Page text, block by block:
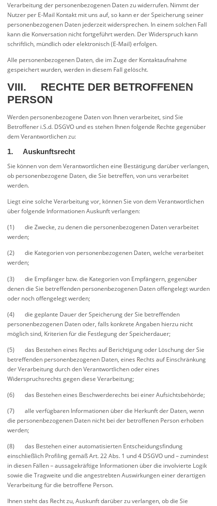
Verarbeitung der personenbezogenen Daten zu widerrufen. Nimmt der
Nutzer per E-Mail Kontakt mit uns auf, so kann er der Speicherung seiner
personenbezogenen Daten jederzeit widersprechen. In einem solchen Fall
kann die Konversation nicht fortgeführt werden. Der Widerspruch kann
schriftlich, mündlich oder elektronisch (E-Mail) erfolgen.
Alle personenbezogenen Daten, die im Zuge der Kontaktaufnahme
gespeichert wurden, werden in diesem Fall gelöscht.
VIII. RECHTE DER BETROFFENEN
PERSON
Werden personenbezogene Daten von Ihnen verarbeitet, sind Sie
Betroffener i.S.d. DSGVO und es stehen Ihnen folgende Rechte gegenüber
dem Verantwortlichen zu:
1. Auskunftsrecht
Sie können von dem Verantwortlichen eine Bestätigung darüber verlangen,
ob personenbezogene Daten, die Sie betreffen, von uns verarbeitet
werden.
Liegt eine solche Verarbeitung vor, können Sie von dem Verantwortlichen
über folgende Informationen Auskunft verlangen:
(1) die Zwecke, zu denen die personenbezogenen Daten verarbeitet
werden;
(2) die Kategorien von personenbezogenen Daten, welche verarbeitet
werden;
(3) die Empfänger bzw. die Kategorien von Empfängern, gegenüber
denen die Sie betreffenden personenbezogenen Daten offengelegt wurden
oder noch offengelegt werden;
(4) die geplante Dauer der Speicherung der Sie betreffenden
personenbezogenen Daten oder, falls konkrete Angaben hierzu nicht
möglich sind, Kriterien für die Festlegung der Speicherdauer;
(5) das Bestehen eines Rechts auf Berichtigung oder Löschung der Sie
betreffenden personenbezogenen Daten, eines Rechts auf Einschränkung
der Verarbeitung durch den Verantwortlichen oder eines
Widerspruchsrechts gegen diese Verarbeitung;
(6) das Bestehen eines Beschwerderechts bei einer Aufsichtsbehörde;
(7) alle verfügbaren Informationen über die Herkunft der Daten, wenn
die personenbezogenen Daten nicht bei der betroffenen Person erhoben
werden;
(8) das Bestehen einer automatisierten Entscheidungsfindung
einschließlich Profiling gemäß Art. 22 Abs. 1 und 4 DSGVO und – zumindest
in diesen Fällen – aussagekräftige Informationen über die involvierte Logik
sowie die Tragweite und die angestrebten Auswirkungen einer derartigen
Verarbeitung für die betroffene Person.
Ihnen steht das Recht zu, Auskunft darüber zu verlangen, ob die Sie